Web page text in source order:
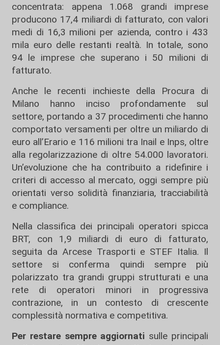
concentrata: appena 1.068 grandi imprese
producono 17,4 miliardi di fatturato, con valori
medi di 16,3 milioni per azienda, contro i 433
mila euro delle restanti realtà. In totale, sono
94 le imprese che superano i 50 milioni di
fatturato.
Anche le recenti inchieste della Procura di
Milano hanno inciso profondamente sul
settore, portando a 37 procedimenti che hanno
comportato versamenti per oltre un miliardo di
euro all’Erario e 116 milioni tra Inail e Inps, oltre
alla regolarizzazione di oltre 54.000 lavoratori.
Un’evoluzione che ha contribuito a ridefinire i
criteri di accesso al mercato, oggi sempre più
orientati verso solidità finanziaria, tracciabilità
e compliance.
Nella classifica dei principali operatori spicca
BRT, con 1,9 miliardi di euro di fatturato,
seguita da Arcese Trasporti e STEF Italia. Il
settore si conferma quindi sempre più
polarizzato tra grandi gruppi strutturati e una
rete di operatori minori in progressiva
contrazione, in un contesto di crescente
complessità normativa e competitiva.
Per restare sempre aggiornati sulle principali